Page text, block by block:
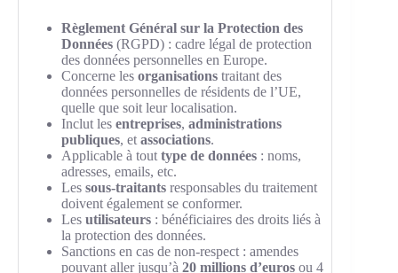
Règlement Général sur la Protection des
Données (RGPD) : cadre légal de protection
des données personnelles en Europe.
Concerne les organisations traitant des
données personnelles de résidents de l’UE,
quelle que soit leur localisation.
Inclut les entreprises, administrations
publiques, et associations.
Applicable à tout type de données : noms,
adresses, emails, etc.
Les sous-traitants responsables du traitement
doivent également se conformer.
Les utilisateurs : bénéficiaires des droits liés à
la protection des données.
Sanctions en cas de non-respect : amendes
pouvant aller jusqu’à 20 millions d’euros ou 4